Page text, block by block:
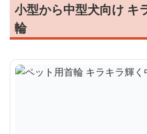
小型から中型犬向け キ
輪